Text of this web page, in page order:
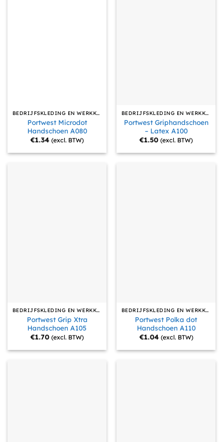
BEDRIJFSKLEDING EN WERKKLEDING
Portwest Microdot
Handschoen A080
€1.34 (excl. BTW)
BEDRIJFSKLEDING EN WERKKLEDING
Portwest Griphandschoen
– Latex A100
€1.50 (excl. BTW)
BEDRIJFSKLEDING EN WERKKLEDING
Portwest Grip Xtra
Handschoen A105
€1.70 (excl. BTW)
BEDRIJFSKLEDING EN WERKKLEDING
Portwest Polka dot
Handschoen A110
€1.04 (excl. BTW)